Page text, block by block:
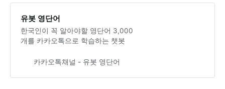
유봇 영단어
한국인이 꼭 알아야할 영단어 3,000
개를 카카오톡으로 학습하는 챗봇
카카오톡채널 - 유봇 영단어